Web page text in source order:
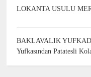
LOKANTA USULU
BAKLAVALIK
Yufkasından Patatesli